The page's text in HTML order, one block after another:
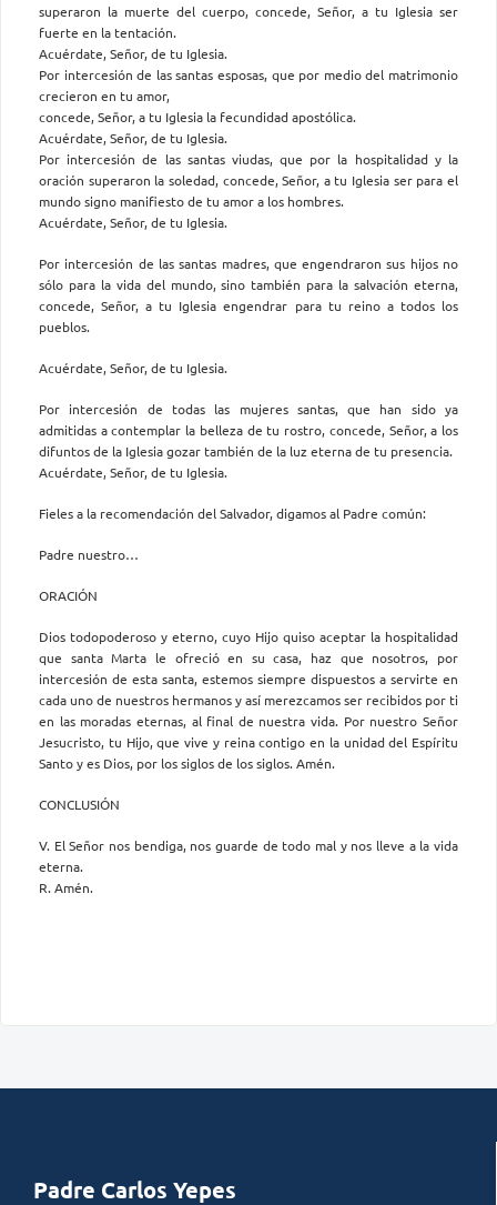
superaron la muerte del cuerpo, concede, Señor, a tu Iglesia ser
fuerte en la tentación.
Acuérdate, Señor, de tu Iglesia.
Por intercesión de las santas esposas, que por medio del matrimonio
crecieron en tu amor,
concede, Señor, a tu Iglesia la fecundidad apostólica.
Acuérdate, Señor, de tu Iglesia.
Por intercesión de las santas viudas, que por la hospitalidad y la
oración superaron la soledad, concede, Señor, a tu Iglesia ser para el
mundo signo manifiesto de tu amor a los hombres.
Acuérdate, Señor, de tu Iglesia.
Por intercesión de las santas madres, que engendraron sus hijos no
sólo para la vida del mundo, sino también para la salvación eterna,
concede, Señor, a tu Iglesia engendrar para tu reino a todos los
pueblos.
Acuérdate, Señor, de tu Iglesia.
Por intercesión de todas las mujeres santas, que han sido ya
admitidas a contemplar la belleza de tu rostro, concede, Señor, a los
difuntos de la Iglesia gozar también de la luz eterna de tu presencia.
Acuérdate, Señor, de tu Iglesia.
Fieles a la recomendación del Salvador, digamos al Padre común:
Padre nuestro…
ORACIÓN
Dios todopoderoso y eterno, cuyo Hijo quiso aceptar la hospitalidad
que santa Marta le ofreció en su casa, haz que nosotros, por
intercesión de esta santa, estemos siempre dispuestos a servirte en
cada uno de nuestros hermanos y así merezcamos ser recibidos por ti
en las moradas eternas, al final de nuestra vida. Por nuestro Señor
Jesucristo, tu Hijo, que vive y reina contigo en la unidad del Espíritu
Santo y es Dios, por los siglos de los siglos. Amén.
CONCLUSIÓN
V. El Señor nos bendiga, nos guarde de todo mal y nos lleve a la vida
eterna.
R. Amén.
Padre Carlos Yepes